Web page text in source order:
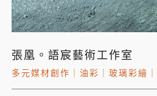
張凰。語宸藝術工作室
多元媒材創作 油彩 玻璃彩繪